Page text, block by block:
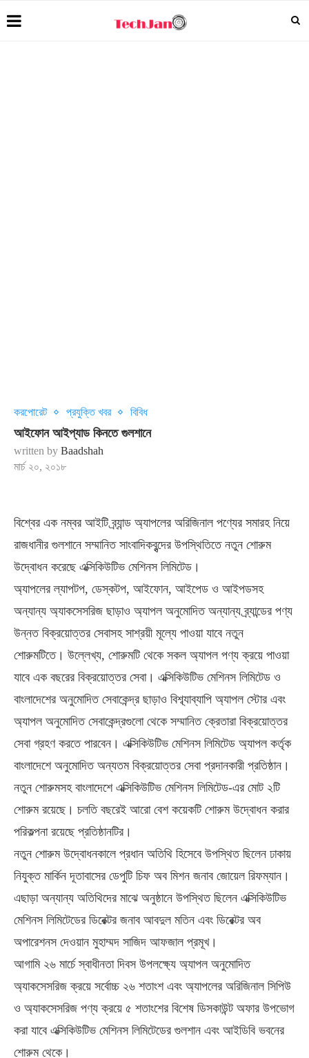
করপোরেট প্রযুক্তি খবর বিবিধ
আইফোন আইপ্যাড কিনতে গুলশানে
written by Baadshah
মার্চ ২০, ২০১৮
বিশ্বের এক নম্বর আইটি ব্র্যান্ড অ্যাপলের অরিজিনাল পণ্যের সমারহ নিয়ে
রাজধানীর গুলশানে সম্মানিত সাংবাদিকবৃন্দের উপস্থিতিতে নতুন শোরুম
উদ্বোধন করেছে এক্সিকিউটিভ মেশিনস লিমিটেড।
অ্যাপলের ল্যাপটপ, ডেস্কটপ, আইফোন, আইপেড ও আইপডসহ
অন্যান্য অ্যাকসেসরিজ ছাড়াও অ্যাপল অনুমোদিত অন্যান্য ব্র্যান্ডের পণ্য
উন্নত বিক্রয়োত্তর সেবাসহ সাশ্রয়ী মূল্যে পাওয়া যাবে নতুন
শোরুমটিতে। উল্লেখ্য, শোরুমটি থেকে সকল অ্যাপল পণ্য ক্রয়ে পাওয়া
যাবে এক বছরের বিক্রয়োত্তর সেবা। এক্সিকিউটিভ মেশিনস লিমিটেড ও
বাংলাদেশের অনুমোদিত সেবাকেন্দ্র ছাড়াও বিশ্ব্যাব্যাপি অ্যাপল স্টোর এবং
অ্যাপল অনুমোদিত সেবাকেন্দ্রগুলো থেকে সম্মানিত ক্রেতারা বিক্রয়োত্তর
সেবা গ্রহণ করতে পারবেন। এক্সিকিউটিভ মেশিনস লিমিটেড অ্যাপল কর্তৃক
বাংলাদেশে অনুমোদিত অন্যতম বিক্রয়োত্তর সেবা প্রদানকারী প্রতিষ্ঠান।
নতুন শোরুমসহ বাংলাদেশে এক্সিকিউটিভ মেশিনস লিমিটেড-এর মোট ২টি
শোরুম রয়েছে। চলতি বছরেই আরো বেশ কয়েকটি শোরুম উদ্বোধন করার
পরিকল্পনা রয়েছে প্রতিষ্ঠানটির।
নতুন শোরুম উদ্বোধনকালে প্রধান অতিথি হিসেবে উপস্থিত ছিলেন ঢাকায়
নিযুক্ত মার্কিন দূতাবাসের ডেপুটি চিফ অব মিশন জনাব জোয়েল রিফম্যান।
এছাড়া অন্যান্য অতিথিদের মাঝে অনুষ্ঠানে উপস্থিত ছিলেন এক্সিকিউটিভ
মেশিনস লিমিটেডের ডিরেক্টর জনাব আবদুল মতিন এবং ডিরেক্টর অব
অপারেশনস দেওয়ান মুহাম্মদ সাজিদ আফজাল প্রমূখ।
আগামি ২৬ মার্চে স্বাধীনতা দিবস উপলক্ষ্যে অ্যাপল অনুমোদিত
অ্যাকসেসরিজ ক্রয়ে সর্বোচ্চ ২৬ শতাংশ এবং অ্যাপলের অরিজিনাল সিপিউ
ও অ্যাকসেসরিজ পণ্য ক্রয়ে ৫ শতাংশের বিশেষ ডিসকাউন্ট অফার উপভোগ
করা যাবে এক্সিকিউটিভ মেশিনস লিমিটেডের গুলশান এবং আইডিবি ভবনের
শোরুম থেকে।